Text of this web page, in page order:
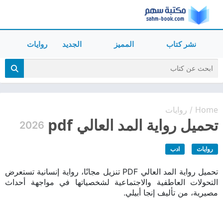
نشر كتاب المميز الجديد روايات
Home
/ روايات
تحميل رواية المد العالي pdf 2026
روايات ادب
تحميل رواية المد العالي PDF تنزيل مجانًا، رواية إنسانية تستعرض
التحولات العاطفية والاجتماعية لشخصياتها في مواجهة أحداث
مصيرية، من تأليف إنجا أبيلي.